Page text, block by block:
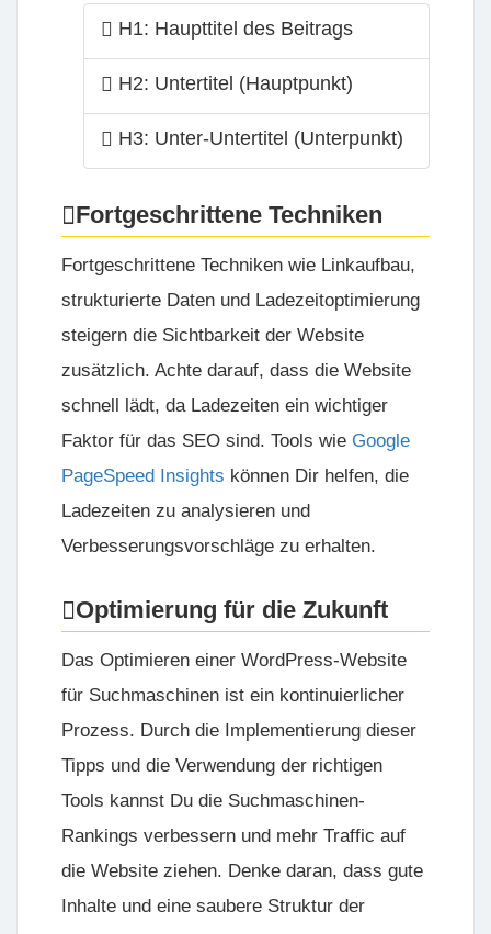
H1: Haupttitel des Beitrags
H2: Untertitel (Hauptpunkt)
H3: Unter-Untertitel (Unterpunkt)
Fortgeschrittene Techniken
Fortgeschrittene Techniken wie Linkaufbau,
strukturierte Daten und Ladezeitoptimierung
steigern die Sichtbarkeit der Website
zusätzlich. Achte darauf, dass die Website
schnell lädt, da Ladezeiten ein wichtiger
Faktor für das SEO sind. Tools wie Google
PageSpeed Insights können Dir helfen, die
Ladezeiten zu analysieren und
Verbesserungsvorschläge zu erhalten.
Optimierung für die Zukunft
Das Optimieren einer WordPress-Website
für Suchmaschinen ist ein kontinuierlicher
Prozess. Durch die Implementierung dieser
Tipps und die Verwendung der richtigen
Tools kannst Du die Suchmaschinen-
Rankings verbessern und mehr Traffic auf
die Website ziehen. Denke daran, dass gute
Inhalte und eine saubere Struktur der